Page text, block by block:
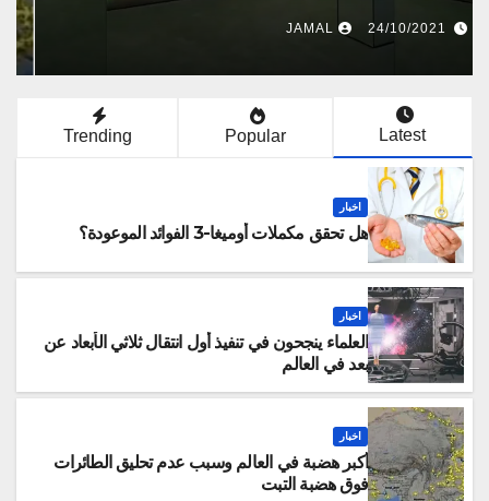
24/10/2021
JAMAL
Latest
Popular
Trending
اخبار
هل تحقق مكملات أوميغا-3 الفوائد الموعودة؟
اخبار
العلماء ينجحون في تنفيذ أول انتقال ثلاثي الأبعاد عن
بعد في العالم
اخبار
أكبر هضبة في العالم وسبب عدم تحليق الطائرات
فوق هضبة التبت